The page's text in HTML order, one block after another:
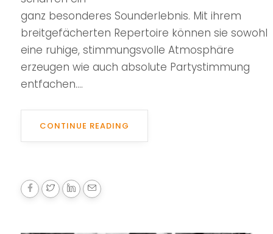
ganz besonderes Sounderlebnis. Mit ihrem
breitgefächerten Repertoire können sie sowohl
eine ruhige, stimmungsvolle Atmosphäre
erzeugen wie auch absolute Partystimmung
entfachen....
CONTINUE READING